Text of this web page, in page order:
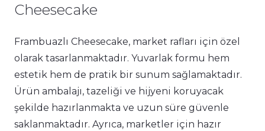
Cheesecake
Frambuazlı Cheesecake, market rafları için özel
olarak tasarlanmaktadır. Yuvarlak formu hem
estetik hem de pratik bir sunum sağlamaktadır.
Ürün ambalajı, tazeliği ve hijyeni koruyacak
şekilde hazırlanmakta ve uzun süre güvenle
saklanmaktadır. Ayrıca, marketler için hazır